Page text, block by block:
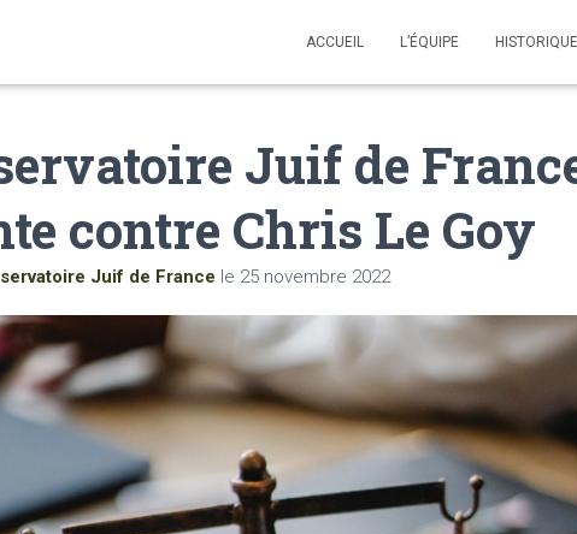
ACCUEIL L’ÉQUIPE HISTORIQUE
Juif de
contre Chris Le Goy
Juif de France le 25 novembre 2022